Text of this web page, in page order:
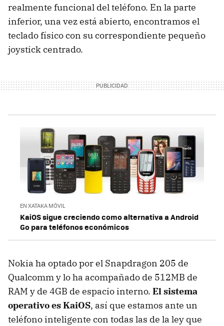
realmente funcional del teléfono. En la parte
inferior, una vez está abierto, encontramos el
teclado físico con su correspondiente pequeño
joystick centrado.
EN XATAKA MÓVIL
KaiOS sigue creciendo como alternativa a Android
Go para teléfonos económicos
Nokia ha optado por el Snapdragon 205 de
Qualcomm y lo ha acompañado de 512MB de
RAM y de 4GB de espacio interno. El sistema
operativo es KaiOS, así que estamos ante un
teléfono inteligente con todas las de la ley que